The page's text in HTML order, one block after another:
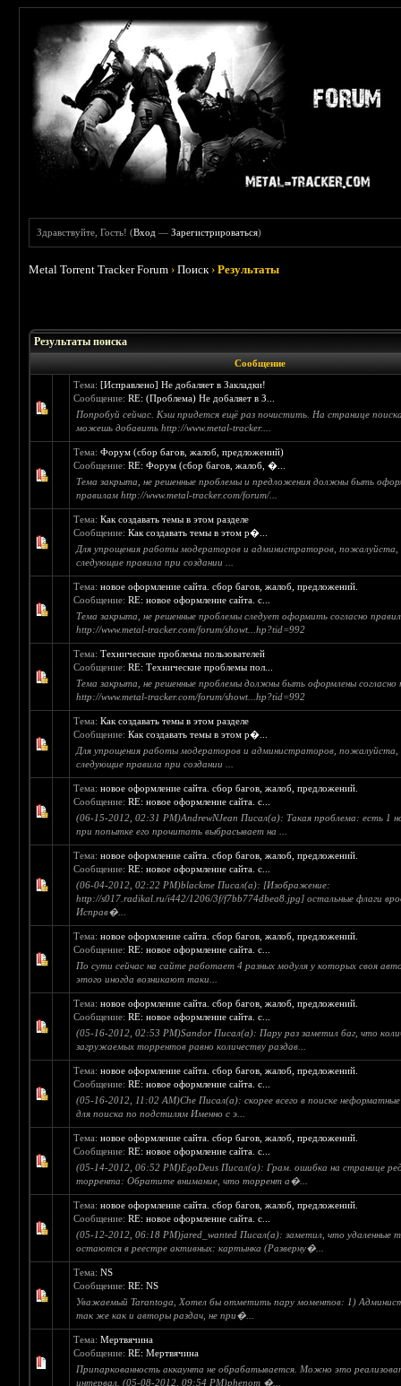
Здравствуйте, Гость! (Вход —Зарегистрироваться)
Metal Torrent Tracker Forum ›Поиск ›Результаты
Результаты поиска
Сообщение
Тема:[Исправлено] Не добаляет в Закладки!
Сообщение:RE: (Проблема) Не добаляет в З...
Попробуй сейчас. Кэш придется ещё раз почистить. На странице
можешь добавить http://www.metal-tracker....
Тема:Форум (сбор багов, жалоб, предложений)
Сообщение:RE: Форум (сбор багов, жалоб, �...
Тема закрыта, не решенные проблемы и предложения должны быть
правилам http://www.metal-tracker.com/forum/...
Тема:Как создавать темы в этом разделе
Сообщение:Как создавать темы в этом р�...
Для упрощения работы модераторов и администраторов, пожалуйста,
следующие правила при создании ...
Тема:новое оформление сайта. сбор багов, жалоб, предложений.
Сообщение:RE: новое оформление сайта. с...
Тема закрыта, не решенные проблемы следует оформить согласно
http://www.metal-tracker.com/forum/showt...hp?tid=992
Тема:Технические проблемы пользователей
Сообщение:RE: Технические проблемы пол...
Тема закрыта, не решенные проблемы должны быть оформлены согласно
http://www.metal-tracker.com/forum/showt...hp?tid=992
Тема:Как создавать темы в этом разделе
Сообщение:Как создавать темы в этом р�...
Для упрощения работы модераторов и администраторов, пожалуйста,
следующие правила при создании ...
Тема:новое оформление сайта. сбор багов, жалоб, предложений.
Сообщение:RE: новое оформление сайта. с...
(06-15-2012, 02:31 PM)AndrewNJean Писал(а): Такая проблема: есть 1
при попытке его прочитать выбрасывает на ...
Тема:новое оформление сайта. сбор багов, жалоб, предложений.
Сообщение:RE: новое оформление сайта. с...
(06-04-2012, 02:22 PM)blackme Писал(а): [Изображение:
http://s017.radikal.ru/i442/1206/3f/f7bb774dbea8.jpg] остальные флаги
Исправ�...
Тема:новое оформление сайта. сбор багов, жалоб, предложений.
Сообщение:RE: новое оформление сайта. с...
По сути сейчас на сайте работает 4 разных модуля у которых своя
этого иногда возникают таки...
Тема:новое оформление сайта. сбор багов, жалоб, предложений.
Сообщение:RE: новое оформление сайта. с...
(05-16-2012, 02:53 PM)Sandor Писал(а): Пару раз заметил баг, что
загружаемых торрентов равно количеству раздав...
Тема:новое оформление сайта. сбор багов, жалоб, предложений.
Сообщение:RE: новое оформление сайта. с...
(05-16-2012, 11:02 AM)Che Писал(а): скорее всего в поиске
для поиска по подстилям Именно с э...
Тема:новое оформление сайта. сбор багов, жалоб, предложений.
Сообщение:RE: новое оформление сайта. с...
(05-14-2012, 06:52 PM)EgoDeus Писал(а): Грам. ошибка на странице
торрента: Обратите внимание, что торрент а�...
Тема:новое оформление сайта. сбор багов, жалоб, предложений.
Сообщение:RE: новое оформление сайта. с...
(05-12-2012, 06:18 PM)jared_wanted Писал(а): заметил, что удаленные
остаются в реестре активных: картынка (Разверну�...
Тема:NS
Сообщение:RE: NS
Уважаемый Tarantoga, Хотел бы отметить пару моментов: 1)
так же как и авторы раздач, не при�...
Тема:Мертвячина
Сообщение:RE: Мертвячина
Припаркованность аккаунта не обрабатывается. Можно это
интервал. (05-08-2012, 09:54 PM)phenom �...